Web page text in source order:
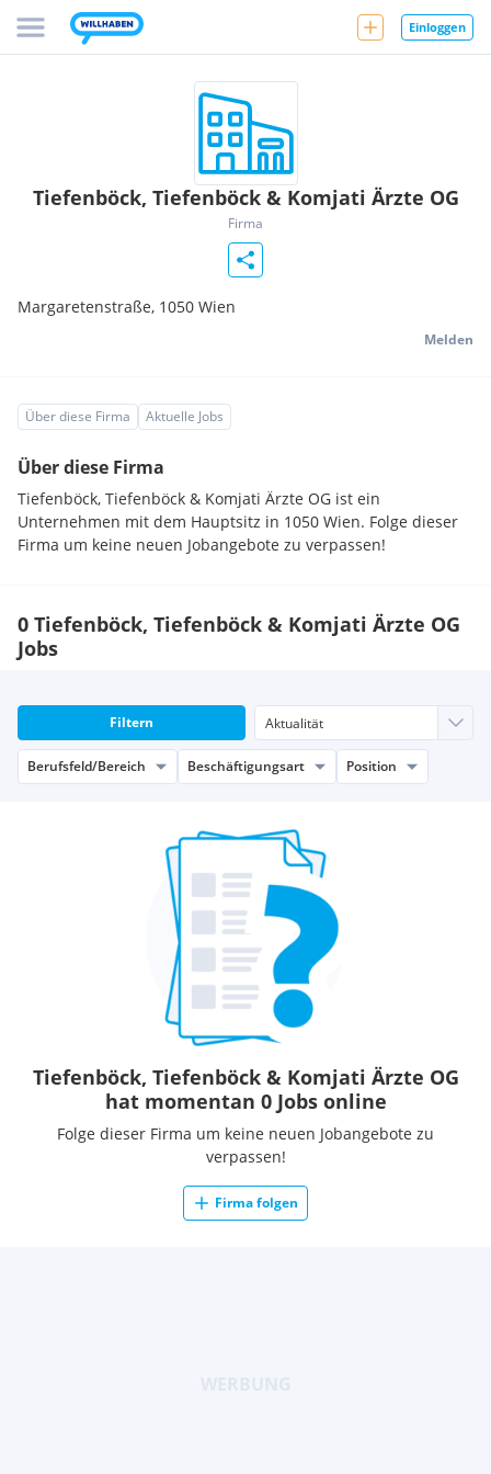
Einloggen
Tiefenböck, Tiefenböck & Komjati Ärzte OG
Firma
Margaretenstraße, 1050 Wien
Melden
Über diese Firma Aktuelle Jobs
Über diese Firma
Tiefenböck, Tiefenböck & Komjati Ärzte OG ist ein
Unternehmen mit dem Hauptsitz in 1050 Wien. Folge dieser
Firma um keine neuen Jobangebote zu verpassen!
0 Tiefenböck, Tiefenböck & Komjati Ärzte OG
Jobs
Filtern
Berufsfeld/Bereich Beschäftigungsart Position
Tiefenböck, Tiefenböck & Komjati Ärzte OG
hat momentan 0 Jobs online
Folge dieser Firma um keine neuen Jobangebote zu
verpassen!
Firma folgen